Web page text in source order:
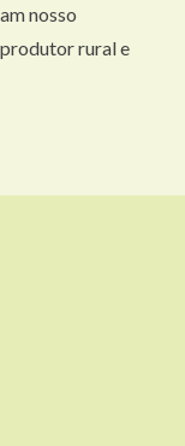
nosso
rural e